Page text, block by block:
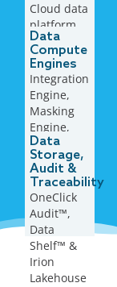
Cloud data
platform,
Flat files,
Open
Table
format, …
Data
Compute
Engines
Integration
Engine,
Masking
Engine,
Rule
Engine,
AI/ML
Engine, …
Data
Storage,
Audit &
Traceability
OneClick
Audit™,
Data
Shelf™ &
Irion
Lakehouse